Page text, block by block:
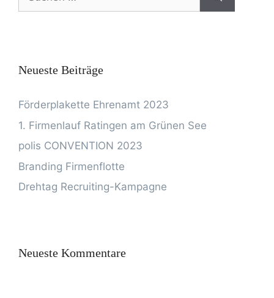
Neueste Beiträge
Förderplakette Ehrenamt 2023
1. Firmenlauf Ratingen am Grünen See
polis CONVENTION 2023
Branding Firmenflotte
Drehtag Recruiting-Kampagne
Neueste Kommentare